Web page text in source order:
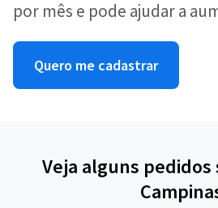
por mês e pode ajudar a
Quero me cadastrar
Veja alguns pedidos